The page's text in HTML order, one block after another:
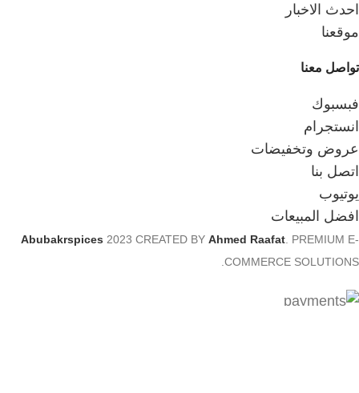
احدث الاخبار
موقعنا
تواصل معنا
فبسبوك
انستجرام
عروض وتخفيضات
اتصل بنا
يوتيوب
افضل المبيعات
Abubakrspices 2023 CREATED BY Ahmed Raafat. PREMIUM E-
COMMERCE SOLUTIONS.